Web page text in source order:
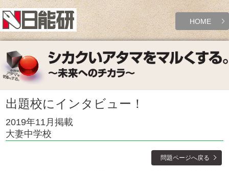
HOME
出題校にインタビュー！
2019年11月掲載
大妻中学校
問題ページへ戻る